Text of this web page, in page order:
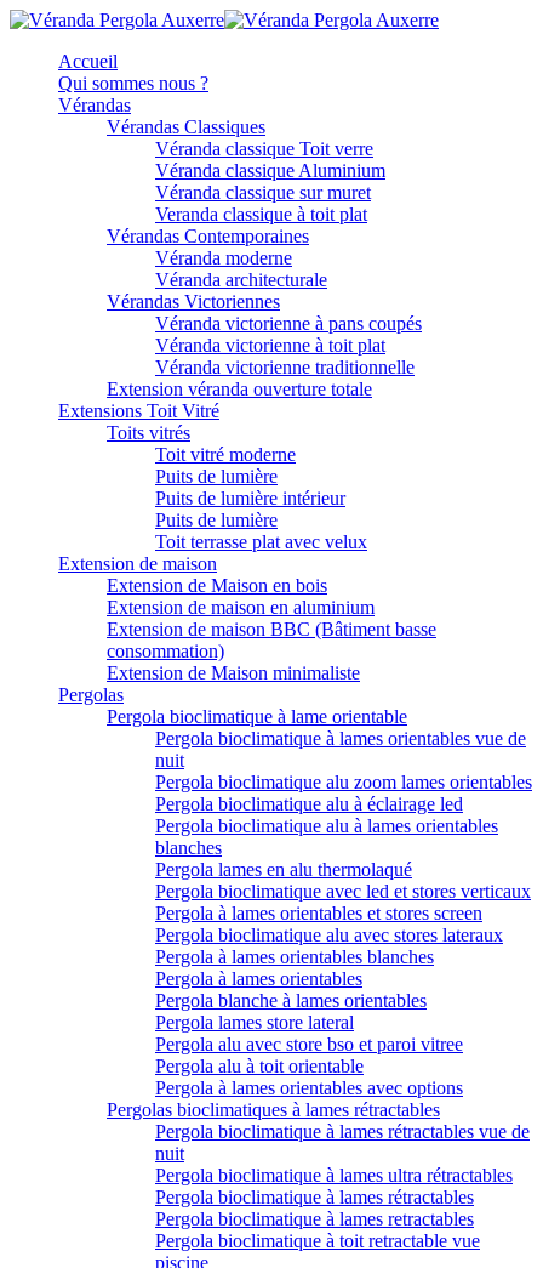
Accueil
Qui sommes nous ?
Vérandas
Vérandas Classiques
Véranda classique Toit verre
Véranda classique Aluminium
Véranda classique sur muret
Veranda classique à toit plat
Vérandas Contemporaines
Véranda moderne
Véranda architecturale
Vérandas Victoriennes
Véranda victorienne à pans coupés
Véranda victorienne à toit plat
Véranda victorienne traditionnelle
Extension véranda ouverture totale
Extensions Toit Vitré
Toits vitrés
Toit vitré moderne
Puits de lumière
Puits de lumière intérieur
Puits de lumière
Toit terrasse plat avec velux
Extension de maison
Extension de Maison en bois
Extension de maison en aluminium
Extension de maison BBC (Bâtiment basse
consommation)
Extension de Maison minimaliste
Pergolas
Pergola bioclimatique à lame orientable
Pergola bioclimatique à lames orientables vue de
nuit
Pergola bioclimatique alu zoom lames orientables
Pergola bioclimatique alu à éclairage led
Pergola bioclimatique alu à lames orientables
blanches
Pergola lames en alu thermolaqué
Pergola bioclimatique avec led et stores verticaux
Pergola à lames orientables et stores screen
Pergola bioclimatique alu avec stores lateraux
Pergola à lames orientables blanches
Pergola à lames orientables
Pergola blanche à lames orientables
Pergola lames store lateral
Pergola alu avec store bso et paroi vitree
Pergola alu à toit orientable
Pergola à lames orientables avec options
Pergolas bioclimatiques à lames rétractables
Pergola bioclimatique à lames rétractables vue de
nuit
Pergola bioclimatique à lames ultra rétractables
Pergola bioclimatique à lames rétractables
Pergola bioclimatique à lames retractables
Pergola bioclimatique à toit retractable vue
piscine